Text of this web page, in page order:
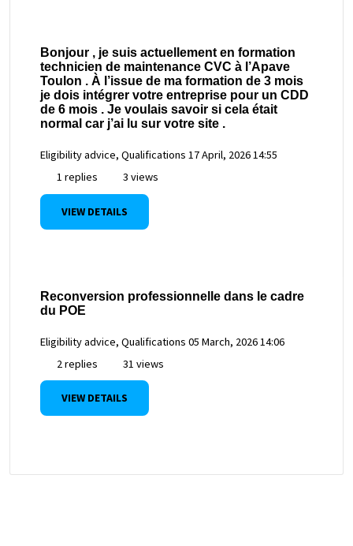
Bonjour , je suis actuellement en formation
technicien de maintenance CVC à l’Apave
Toulon . À l’issue de ma formation de 3 mois
je dois intégrer votre entreprise pour un CDD
de 6 mois . Je voulais savoir si cela était
normal car j’ai lu sur votre site .
Eligibility advice, Qualifications 17 April, 2026 14:55
1 replies
3 views
VIEW DETAILS
Reconversion professionnelle dans le cadre
du POE
Eligibility advice, Qualifications 05 March, 2026 14:06
2 replies
31 views
VIEW DETAILS